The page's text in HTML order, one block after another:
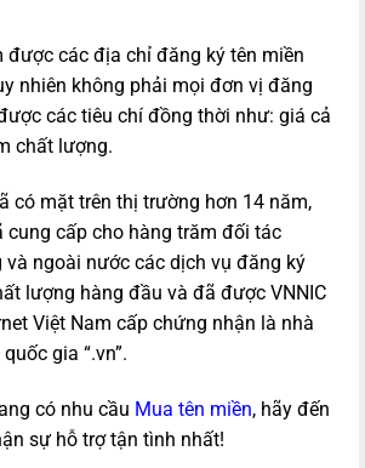
được các địa chỉ đăng ký tên miền
nhiên không phải mọi đơn vị đăng
các tiêu chí đồng thời như: giá cả
chất lượng.
có mặt trên thị trường hơn 14 năm,
cung cấp cho hàng trăm đối tác
và ngoài nước các dịch vụ đăng ký
lượng hàng đầu và đã được VNNIC
Việt Nam cấp chứng nhận là nhà
gia “.vn”.
có nhu cầu Mua tên miền, hãy đến
sự hỗ trợ tận tình nhất!